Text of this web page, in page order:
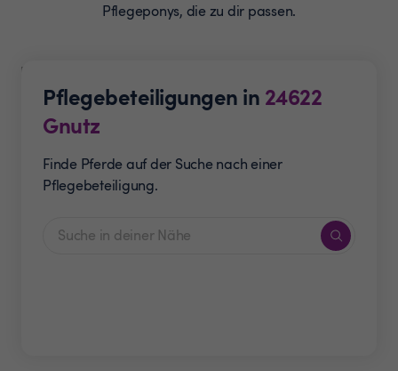
Pflegeponys, die zu dir passen.
Pflegebeteiligungen in 24622
Gnutz
Finde Pferde auf der Suche nach einer
Pflegebeteiligung.